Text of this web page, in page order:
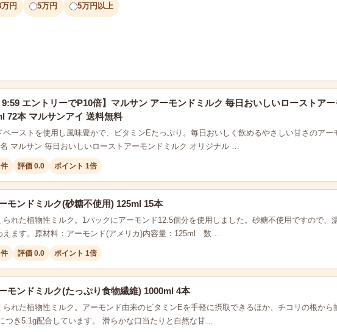
円 5万円 5万円以上
9:59 エントリーでP10倍】マルサン アーモンドミルク 毎日おいしいローストア
72本 マルサンアイ 送料無料
ペーストを使用し風味豊かで、ビタミンEたっぷり。毎日おいしく飲めるやさしい甘さのアー
マルサン 毎日おいしいローストアーモンドミルク オリジナル …
評価 0.0 ポイント 1倍
モンドミルク(砂糖不使用) 125ml 15本
られた植物性ミルク。1パックにアーモンド12.5個分を使用しました。砂糖不使用ですので、
えます。原材料：アーモンド(アメリカ)内容量：125ml 数…
評価 0.0 ポイント 1倍
モンドミルク(たっぷり食物繊維) 1000ml 4本
られた植物性ミルク。アーモンド由来のビタミンEを手軽に摂取できるほか、チコリの根から
つき5.1g配合しています。 滑らかな口当たりと自然な甘…